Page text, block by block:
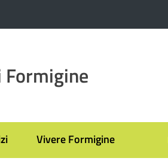
Formigine
Vivere Formigine